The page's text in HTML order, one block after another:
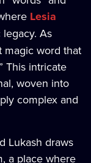
Lesia
As
magic word that
This intricate
woven into
complex and
Lukash draws
a place where